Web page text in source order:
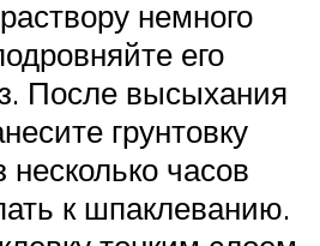
немного
его
После высыхания
грунтовку
часов
к шпаклеванию.